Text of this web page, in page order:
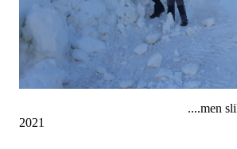
....men slik så det ut
2021